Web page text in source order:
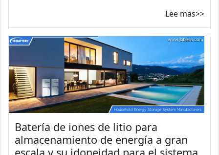
Lee mas>>
Batería de iones de litio para
almacenamiento de energía a gran
escala y su idoneidad para el sistema